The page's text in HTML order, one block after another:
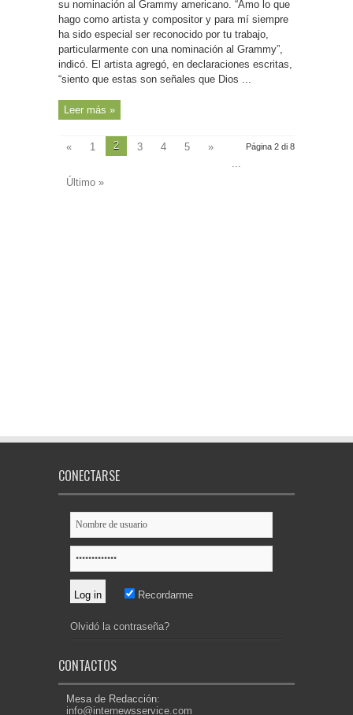
nominación
al
Grammy,
“es
realmente
asombroso”
su nominación al Grammy americano. “Amo lo que
hago como artista y compositor y para mí siempre
ha sido especial ser reconocido por tu trabajo,
particularmente con una nominación al Grammy”,
indicó. El artista agregó, en declaraciones escritas,
“siento que estas son señales que Dios ...
Leer más »
Página 2 di 8
« 1 2 3 4 5
»
...
Último »
CONECTARSE
Recordarme
Olvidó la contraseña?
CONTACTOS
Mesa de Redacción:
info@internewsservice.com